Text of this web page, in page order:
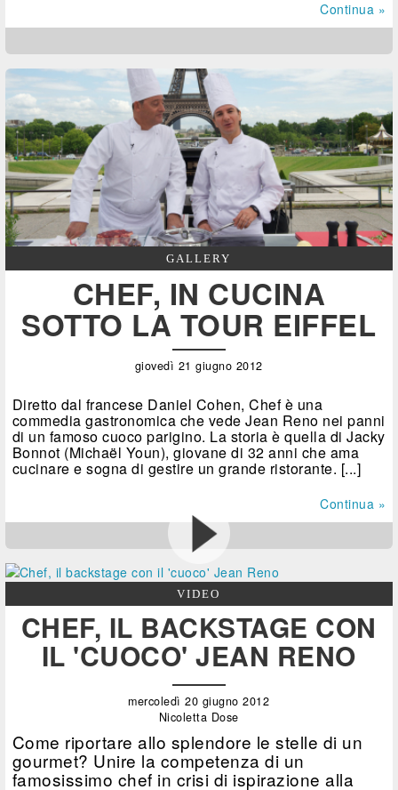
Continua »
GALLERY
CHEF, IN CUCINA
SOTTO LA TOUR EIFFEL
giovedì 21 giugno 2012
Diretto dal francese Daniel Cohen, Chef è una
commedia gastronomica che vede Jean Reno nei panni
di un famoso cuoco parigino. La storia è quella di Jacky
Bonnot (Michaël Youn), giovane di 32 anni che ama
cucinare e sogna di gestire un grande ristorante. [...]
Continua »
VIDEO
CHEF, IL BACKSTAGE CON
IL 'CUOCO' JEAN RENO
mercoledì 20 giugno 2012
Nicoletta Dose
Come riportare allo splendore le stelle di un
gourmet? Unire la competenza di un
famosissimo chef in crisi di ispirazione alla